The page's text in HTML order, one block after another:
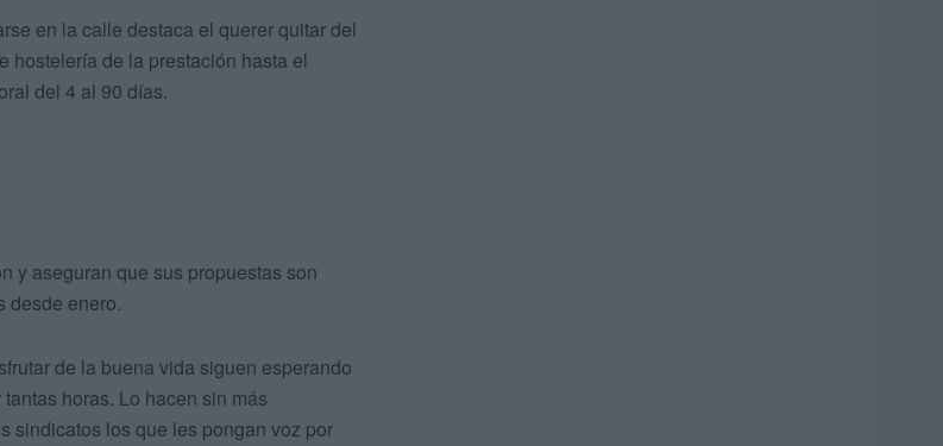
en la calle destaca el querer quitar del
hostelería de la prestación hasta el
del 4 al 90 días.
y aseguran que sus propuestas son
desde enero.
de la buena vida siguen esperando
horas. Lo hacen sin más
sindicatos los que les pongan voz por